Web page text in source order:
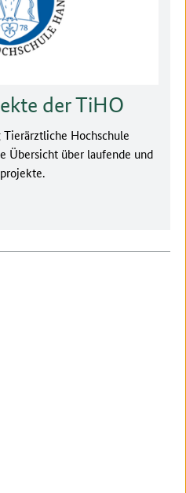
der TiHO
Hochschule
Übersicht über laufende und